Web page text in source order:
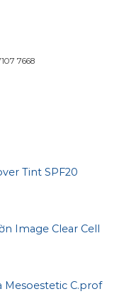
7668
Tint SPF20
Image Clear Cell
Mesoestetic C.prof